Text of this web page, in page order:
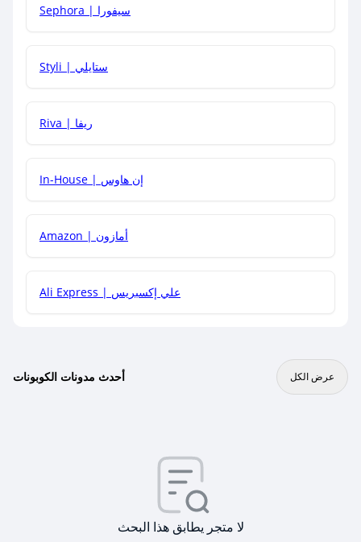
هل يمكنني جمع كود خصم مع العروض الأخرى؟
Sephora | سيفورا
Styli | ستايلي
Riva | ريفا
In-House | إن هاوس
Amazon | أمازون
Ali Express | علي إكسبريس
أحدث مدونات الكوبونات عرض الكل
لا متجر يطابق هذا البحث